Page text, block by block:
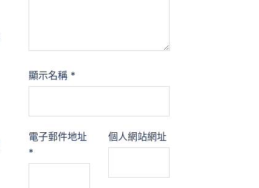
顯示名稱 *
電子郵件地址
*
個人網站網址